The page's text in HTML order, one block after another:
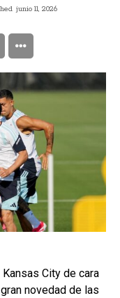
junio 11, 2026
City de cara
novedad de las